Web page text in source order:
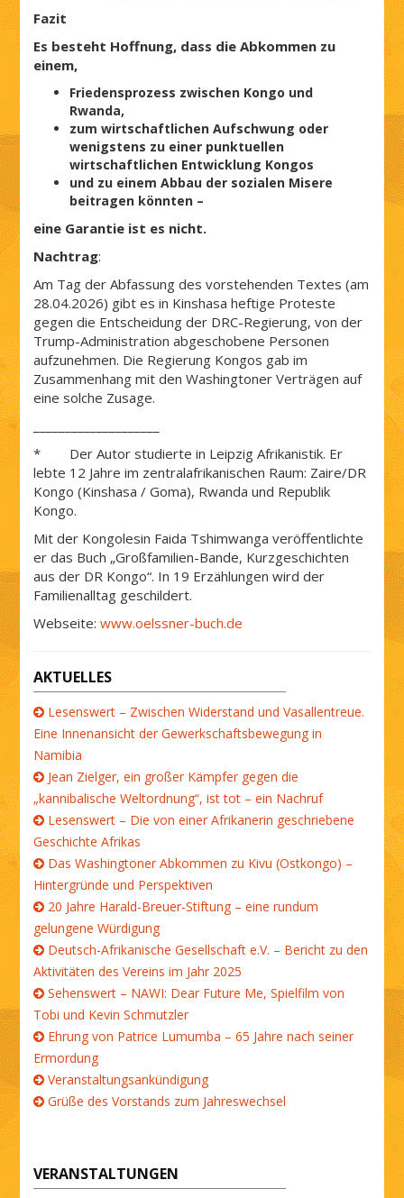
Fazit
Es besteht Hoffnung, dass die Abkommen zu
einem,
Friedensprozess zwischen Kongo und
Rwanda,
zum wirtschaftlichen Aufschwung oder
wenigstens zu einer punktuellen
wirtschaftlichen Entwicklung Kongos
und zu einem Abbau der sozialen Misere
beitragen könnten –
eine Garantie ist es nicht.
Nachtrag:
Am Tag der Abfassung des vorstehenden Textes (am
28.04.2026) gibt es in Kinshasa heftige Proteste
gegen die Entscheidung der DRC-Regierung, von der
Trump-Administration abgeschobene Personen
aufzunehmen. Die Regierung Kongos gab im
Zusammenhang mit den Washingtoner Verträgen auf
eine solche Zusage.
* Der Autor studierte in Leipzig Afrikanistik. Er
lebte 12 Jahre im zentral­afrikanischen Raum: Zaire/DR
Kongo (Kinshasa / Goma), Rwanda und Republik
Kongo.
Mit der Kongolesin Faida Tshimwanga veröffentlichte
er das Buch „Großfamilien-Bande, Kurzgeschichten
aus der DR Kongo“. In 19 Erzählungen wird der
Familienalltag geschildert.
Webseite:www.oelssner-buch.de
AKTUELLES
Lesenswert – Zwischen Widerstand und Vasallentreue.
Eine Innenansicht der Gewerkschaftsbewegung in
Namibia
Jean Zielger, ein großer Kämpfer gegen die
„kannibalische Weltordnung“, ist tot – ein Nachruf
Lesenswert – Die von einer Afrikanerin geschriebene
Geschichte Afrikas
Das Washingtoner Abkommen zu Kivu (Ostkongo) –
Hintergründe und Perspektiven
20 Jahre Harald-Breuer-Stiftung – eine rundum
gelungene Würdigung
Deutsch-Afrikanische Gesellschaft e.V. – Bericht zu den
Aktivitäten des Vereins im Jahr 2025
Sehenswert – NAWI: Dear Future Me, Spielfilm von
Tobi und Kevin Schmutzler
Ehrung von Patrice Lumumba – 65 Jahre nach seiner
Ermordung
Veranstaltungsankündigung
Grüße des Vorstands zum Jahreswechsel
VERANSTALTUNGEN